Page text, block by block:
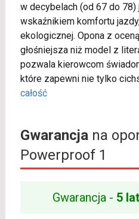
w decybelach (od 67 do
wskaźnikiem komfortu
ekologicznej. Opona z
głośniejsza niż model z
pozwala kierowcom
które zapewni nie tylko
całość
Gwarancjana
Powerproof 1
Gwarancja - 5 lat